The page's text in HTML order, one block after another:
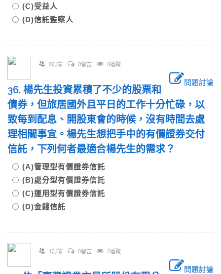
(C)受益人
(D)信託監察人
0討論 0留言 0追蹤
問題討論
36. 楊先生投資累積了不少的股票和
債券，但旅居國外且平日的工作十分忙碌，以
致每到配息、開股東會的時候，沒有時間去處
理相關事宜。楊先生想把手中的有價證券交付
信託，下列何者最適合楊先生的需求？
(A)管理型有價證券信託
(B)處分型有價證券信託
(C)運用型有價證券信託
(D)金錢信託
1討論 0留言 2追蹤
問題討論